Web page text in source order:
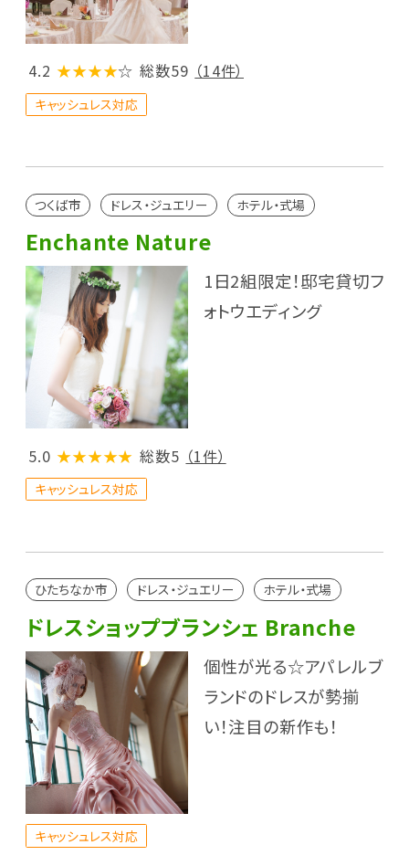
4.2 ★★★★☆ 総数59 （14件）
キャッシュレス対応
つくば市 ドレス・ジュエリー ホテル・式場
Enchante Nature
1日2組限定！邸宅貸切フ
ォトウエディング
5.0 ★★★★★ 総数5 （1件）
キャッシュレス対応
ひたちなか市 ドレス・ジュエリー ホテル・式場
ドレスショップブランシェ Branche
個性が光る☆アパレルブ
ランドのドレスが勢揃
い！注目の新作も！
キャッシュレス対応